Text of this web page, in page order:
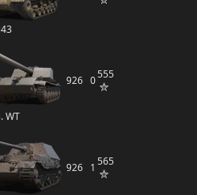
WT
926 0555
926 1 565